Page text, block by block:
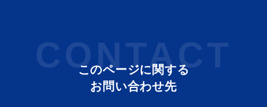
CONTACT
このページに関する
お問い合わせ先